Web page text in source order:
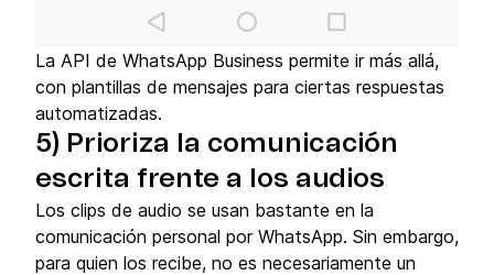
La API de WhatsApp Business permite ir más allá,
con plantillas de mensajes para ciertas respuestas
automatizadas.
5) Prioriza la comunicación
escrita frente a los audios
Los clips de audio se usan bastante en la
comunicación personal por WhatsApp. Sin embargo,
para quien los recibe, no es necesariamente un